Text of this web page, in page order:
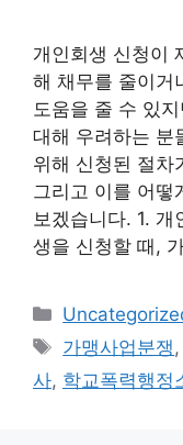
개인회생 신청이
해 채무를 줄이거
도움을 줄 수 있
대해 우려하는 분
위해 신청된 절차
그리고 이를 어떻
보겠습니다. 1.
생을 신청할 때,
Categories
Tags
가맹사업분쟁 ,
사, 학교폭력행정